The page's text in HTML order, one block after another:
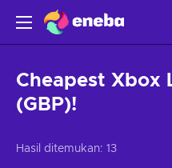
Cheapest Xbox
(GBP)!
Hasil ditemukan: 13